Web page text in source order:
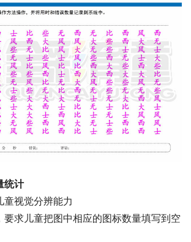
统计
童视觉分辨能力
要求儿童把图中相应的图标数量填写到空